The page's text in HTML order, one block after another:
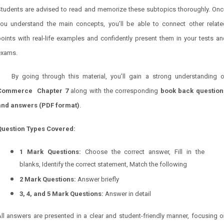
are advised to read and memorize these subtopics thoroughly.
understand the main concepts, you’ll be able to connect other
with real-life examples and confidently present them in your tests
By going through this material, you’ll gain a strong understanding
Chapter 7along with the corresponding book back
answers (PDF format).
Types Covered:
1 Mark Questions: Choose the correct answer, Fill in the
blanks, Identify the correct statement, Match the following
2 Mark Questions: Answer briefly
3, 4, and 5 Mark Questions: Answer in detail
answers are presented in a clear and student-friendly manner, focusing